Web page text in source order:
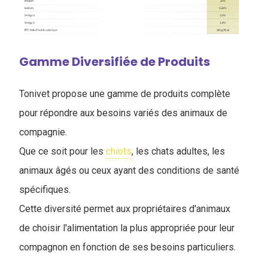
Gamme Diversifiée de Produits
Tonivet propose une gamme de produits complète
pour répondre aux besoins variés des animaux de
compagnie.
Que ce soit pour les chiots, les chats adultes, les
animaux âgés ou ceux ayant des conditions de santé
spécifiques.
Cette diversité permet aux propriétaires d'animaux
de choisir l'alimentation la plus appropriée pour leur
compagnon en fonction de ses besoins particuliers.